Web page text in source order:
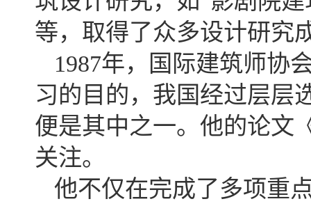
等，取得了众多设计研究
1987年，国际建筑师协
习的目的，我国经过层层
便是其中之一。他的论文
关注。
他不仅在完成了多项重